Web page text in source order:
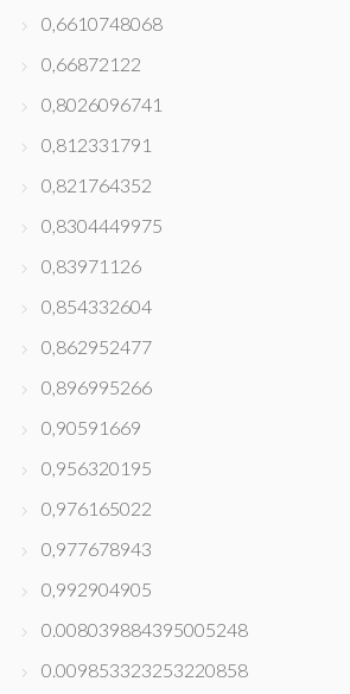
0,6610748068
0,66872122
0,8026096741
0,812331791
0,821764352
0,8304449975
0,83971126
0,854332604
0,862952477
0,896995266
0,90591669
0,956320195
0,976165022
0,977678943
0,992904905
0.008039884395005248
0.009853323253220858